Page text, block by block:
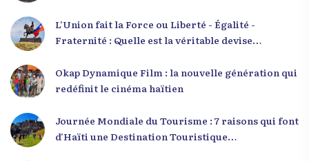
L’Union fait la Force ou Liberté - Égalité -
Fraternité : Quelle est la véritable devise
Okap Dynamique Film : la nouvelle génération qui
redéfinit le cinéma haïtien
Journée Mondiale du Tourisme : 7 raisons qui font
d’Haïti une Destination Touristique